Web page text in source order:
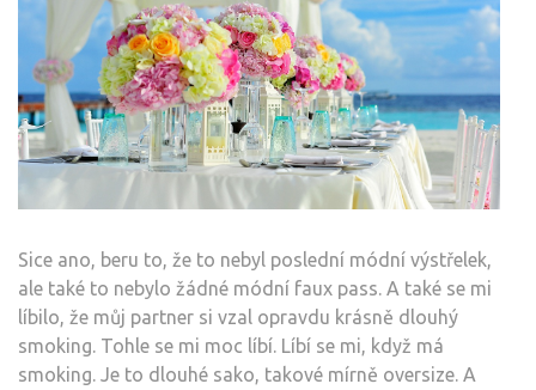
Sice ano, beru to, že to nebyl poslední módní výstřelek,
ale také to nebylo žádné módní faux pass. A také se mi
líbilo, že můj partner si vzal opravdu krásně dlouhý
smoking. Tohle se mi moc líbí. Líbí se mi, když má
smoking. Je to dlouhé sako, takové mírně oversize. A